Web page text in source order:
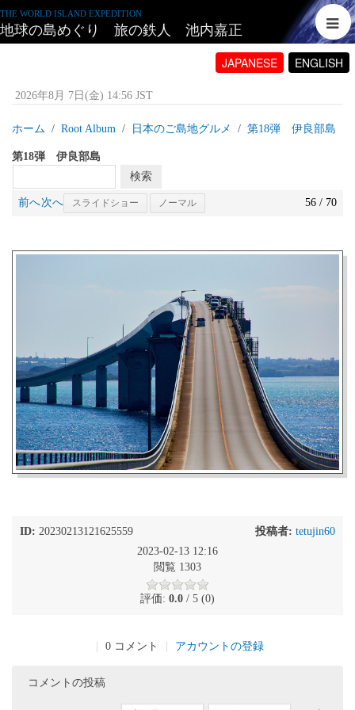
THE WORLD ISLAND EXPEDITION
地球の島めぐり 旅の鉄人 池内嘉正
JAPANESE ENGLISH
2026年8月 7日(金) 14:56 JST
ホーム Root Album 日本のご島地グルメ 第18弾 伊良部島
第18弾 伊良部島
前へ次へ スライドショー ノーマル 56 / 70
ID: 20230213121625559 投稿者: tetujin60
2023-02-13 12:16
閲覧 1303
評価: 0.0 / 5 (0)
0 コメント アカウントの登録
コメントの投稿